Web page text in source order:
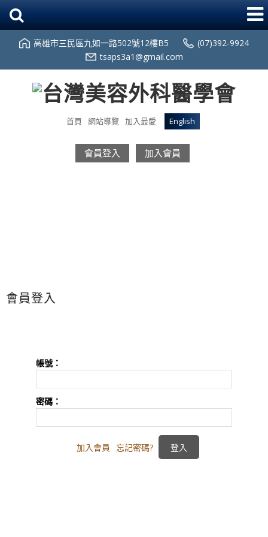
高雄市三民區九如一路502號12樓B5
(07)392-9924
tsaps3a1@gmail.com
首頁 網站導覽 加入最愛 English
會員登入 加入會員
會員登入
帳號：
密碼：
加入會員 忘記密碼?